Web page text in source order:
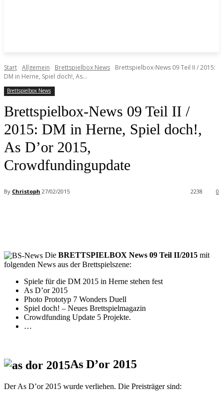
Start Allgemein Brettspielbox News
Brettspielbox-News 09 Teil II / 2015:
DM in Herne, Spiel doch!, As...
Brettspielbox News
Brettspielbox-News 09 Teil II /
2015: DM in Herne, Spiel doch!,
As D’or 2015,
Crowdfundingupdate
By Christoph 27/02/2015 0
2238
Die BRETTSPIELBOX News 09 Teil II/2015 mit
folgenden News aus der Brettspielszene:
Spiele für die DM 2015 in Herne stehen fest
As D’or 2015
Photo Prototyp 7 Wonders Duell
Spiel doch! – Neues Brettspielmagazin
Crowdfunding Update 5 Projekte.
…
As D’or 2015
Der As D’or 2015 wurde verliehen. Die Preisträger sind: